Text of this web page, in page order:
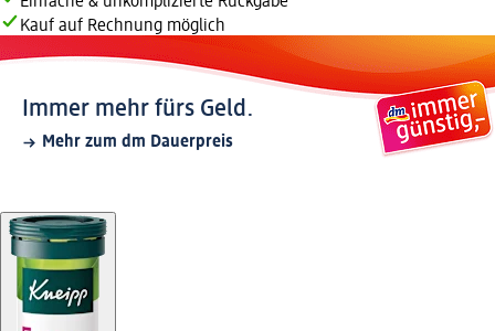
Kauf auf Rechnung möglich
Immer mehr fürs Geld.
Mehr zum dm Dauerpreis